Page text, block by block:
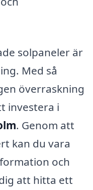
solpaneler är
Med så
överraskning
investera i
. Genom att
kan du vara
och
att hitta ett